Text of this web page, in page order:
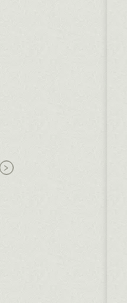
法要のサブメニューを開閉